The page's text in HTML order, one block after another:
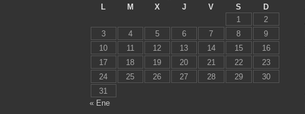
L
M X J V S
D
1
2
3
4 5 6 7 8
9
10
11 12 13 14 15
16
17
18 19 20 21 22
23
24
25 26 27 28 29
30
31
« Ene